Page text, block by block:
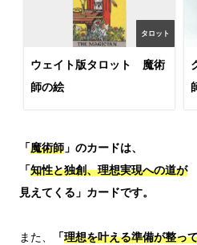
タロット
ウェイト版タロット 魔術
師の絵
「魔術師 」のカードは、
「知性と独創、理想実現への道が
見えてくる」カードです。
また、 「理想を叶える準備が整っ